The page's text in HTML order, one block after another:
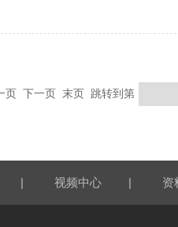
页 下一页 末页 跳转到第
| 视频中心 | 资